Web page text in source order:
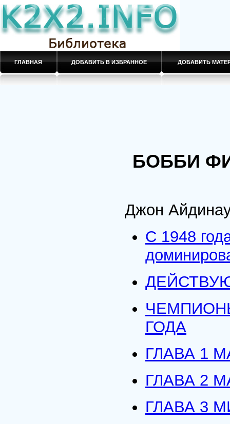
ГЛАВНАЯ ДОБАВИТЬ В ИЗБРАННОЕ ДОБАВИТЬ
БОББИ
Джон
С 1948
ГОДА
ГЛАВА 1
ГЛАВА 2
ГЛАВА 3